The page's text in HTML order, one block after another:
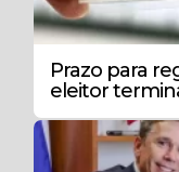
Prazo para
eleitor